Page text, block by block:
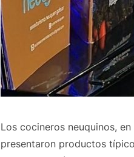
Los cocineros neuquinos,
presentaron productos